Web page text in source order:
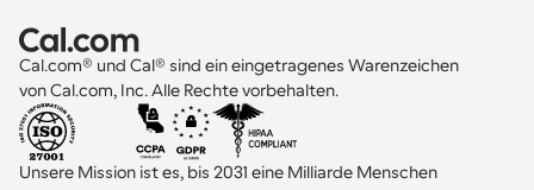
Cal.com® und Cal® sind ein eingetragenes Warenzeichen
von Cal.com, Inc. Alle Rechte vorbehalten.
Unsere Mission ist es, bis 2031 eine Milliarde Menschen